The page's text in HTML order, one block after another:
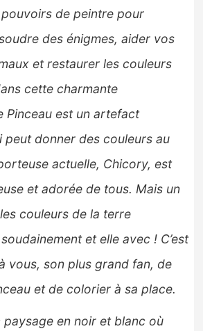
de peintre pour
des énigmes, aider vos
et restaurer les couleurs
cette charmante
Pinceau est un artefact
peut donner des couleurs au
actuelle, Chicory, est
et adorée de tous. Mais un
couleurs de la terre
et elle avec ! C’est
vous, son plus grand fan, de
et de colorier à sa place.
paysage en noir et blanc où